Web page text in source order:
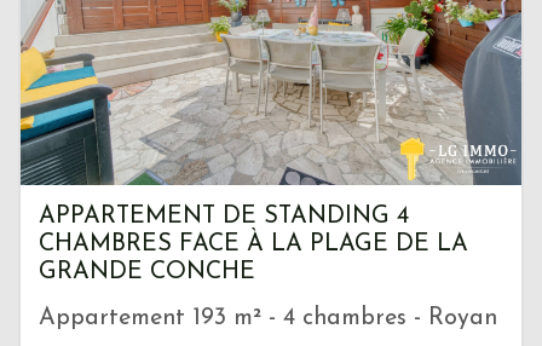
APPARTEMENT DE STANDING 4
CHAMBRES FACE À LA PLAGE DE LA
GRANDE CONCHE
Appartement 193 m² - 4 chambres - Royan